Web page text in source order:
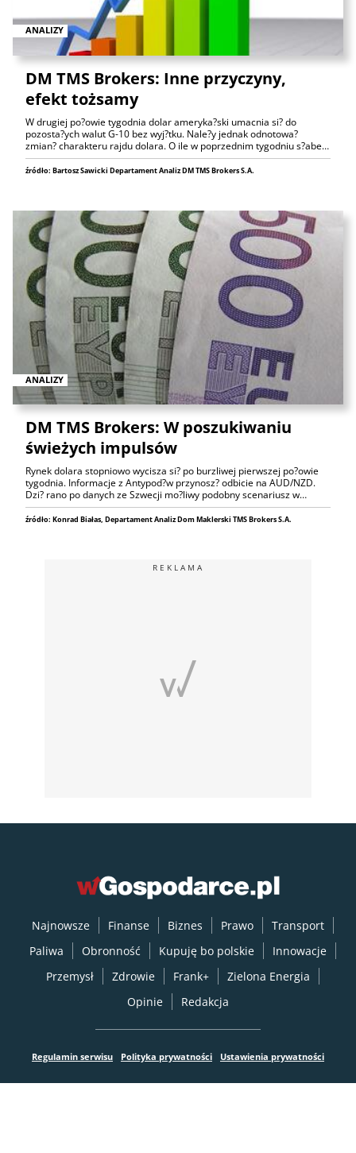
ANALIZY
DM TMS Brokers: Inne przyczyny,
efekt tożsamy
W drugiej po?owie tygodnia dolar ameryka?ski umacnia si? do
pozosta?ych walut G-10 bez wyj?tku. Nale?y jednak odnotowa?
zmian? charakteru rajdu dolara. O ile w poprzednim tygodniu s?abe…
źródło: Bartosz Sawicki Departament Analiz DM TMS Brokers S.A.
ANALIZY
DM TMS Brokers: W poszukiwaniu
świeżych impulsów
Rynek dolara stopniowo wycisza si? po burzliwej pierwszej po?owie
tygodnia. Informacje z Antypod?w przynosz? odbicie na AUD/NZD.
Dzi? rano po danych ze Szwecji mo?liwy podobny scenariusz w…
źródło: Konrad Białas, Departament Analiz Dom Maklerski TMS Brokers S.A.
REKLAMA
Najnowsze Finanse Biznes Prawo
Transport
Paliwa
Obronność Kupuję bo polskie
Innowacje
Przemysł
Zdrowie Frank+
Zielona Energia
Opinie
Redakcja
Regulamin serwisu Polityka prywatności Ustawienia prywatności